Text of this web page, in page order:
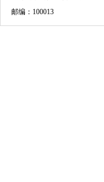
邮编：100013